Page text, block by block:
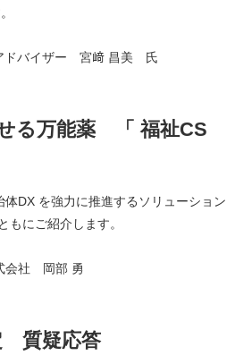
ドバイザー 宮﨑 昌美 氏
る万能薬 「 福祉CS
DX を強力に推進するソリューション
もにご紹介します。
会社 岡部 勇
質疑応答